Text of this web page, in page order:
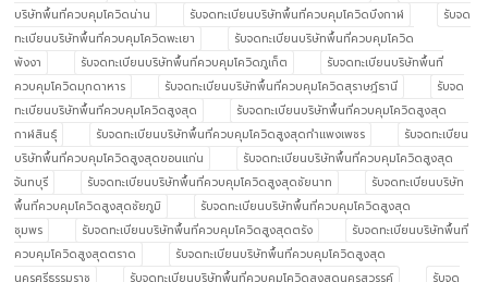
บริษัทพื้นที่ควบคุมโควิดน่าน
รับจดทะเบียนบริษัทพื้นที่ควบคุมโควิดบึงกาฬ
รับจด
ทะเบียนบริษัทพื้นที่ควบคุมโควิดพะเยา
รับจดทะเบียนบริษัทพื้นที่ควบคุมโควิด
พังงา
รับจดทะเบียนบริษัทพื้นที่ควบคุมโควิดภูเก็ต
รับจดทะเบียนบริษัทพื้นที่
ควบคุมโควิดมุกดาหาร
รับจดทะเบียนบริษัทพื้นที่ควบคุมโควิดสุราษฎ์ธานี
รับจด
ทะเบียนบริษัทพื้นที่ควบคุมโควิดสูงสุด
รับจดทะเบียนบริษัทพื้นที่ควบคุมโควิดสูงสุด
กาฬสินธุ์
รับจดทะเบียนบริษัทพื้นที่ควบคุมโควิดสูงสุดกำแพงเพชร
รับจดทะเบียน
บริษัทพื้นที่ควบคุมโควิดสูงสุดขอนแก่น
รับจดทะเบียนบริษัทพื้นที่ควบคุมโควิดสูงสุด
จันทบุรี
รับจดทะเบียนบริษัทพื้นที่ควบคุมโควิดสูงสุดชัยนาท
รับจดทะเบียนบริษัท
พื้นที่ควบคุมโควิดสูงสุดชัยภูมิ
รับจดทะเบียนบริษัทพื้นที่ควบคุมโควิดสูงสุด
ชุมพร
รับจดทะเบียนบริษัทพื้นที่ควบคุมโควิดสูงสุดตรัง
รับจดทะเบียนบริษัทพื้นที่
ควบคุมโควิดสูงสุดตราด
รับจดทะเบียนบริษัทพื้นที่ควบคุมโควิดสูงสุด
นครศรีธรรมราช
รับจดทะเบียนบริษัทพื้นที่ควบคุมโควิดสูงสุดนครสวรรค์ รับจด